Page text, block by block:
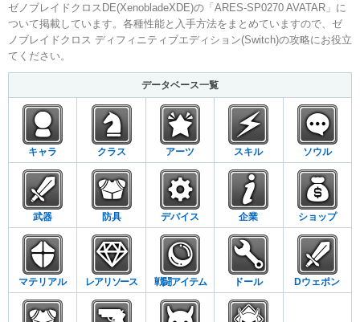
ゼノブレイドクロスDE(XenobladeXDE)の「ARES-SP0270 AVATAR」に
ついて掲載しています。各種性能と入手方法をまとめていますので、ゼ
ノブレイドクロス ディフィニティブエディション(Switch)の攻略にお役立
てください。
データベース一覧
キャラ クラス アーツ スキル ソウル
武器 防具 デバイス 企業 ショップ
マテリアル レアリソース 戦闘アイテム ドール Dウェポン